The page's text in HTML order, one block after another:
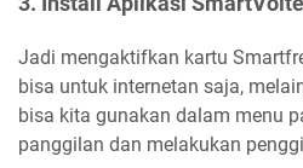
Jadi mengaktifkan kartu
bisa untuk internetan saja,
bisa kita gunakan dalam menu
panggilan dan melakukan